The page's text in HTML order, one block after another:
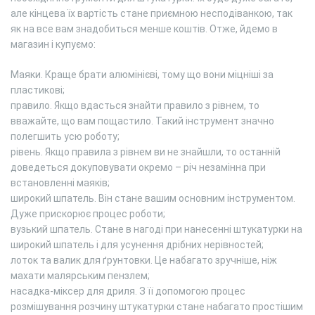
але кінцева їх вартість стане приємною несподіванкою, так
як на все вам знадобиться менше коштів. Отже, йдемо в
магазин і купуємо:
Маяки. Краще брати алюмінієві, тому що вони міцніші за
пластикові;
правило. Якщо вдасться знайти правило з рівнем, то
вважайте, що вам пощастило. Такий інструмент значно
полегшить усю роботу;
рівень. Якщо правила з рівнем ви не знайшли, то останній
доведеться докуповувати окремо – річ незамінна при
встановленні маяків;
широкий шпатель. Він стане вашим основним інструментом.
Дуже прискорює процес роботи;
вузький шпатель. Стане в нагоді при нанесенні штукатурки на
широкий шпатель і для усунення дрібних нерівностей;
лоток та валик для ґрунтовки. Це набагато зручніше, ніж
махати малярським пензлем;
насадка-міксер для дриля. З її допомогою процес
розмішування розчину штукатурки стане набагато простішим